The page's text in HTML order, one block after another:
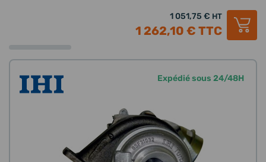
1 051,75 € HT
1 262,10 € TTC
Expédié sous 24/48H